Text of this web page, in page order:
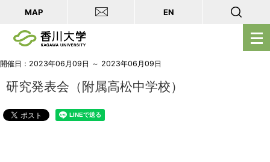
メ
ニ
MAP EN
開催日：2023年06月09日 ～ 2023年06月09日
研究発表会（附属高松中学校）